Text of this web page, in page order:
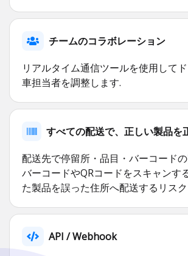
チームのコラボレーション
リアルタイム通信ツールを使用して
車担当者を調整します.
すべての配送で、正しい製品を
配送先で停留所・品目・バーコードの
バーコードやQRコードをスキャンす
た製品を誤った住所へ配送するリス
API / Webhook